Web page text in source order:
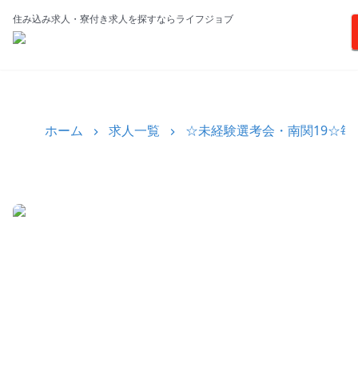
住み込み求人・寮付き求人を探すならライフジョブ
ホーム 求人一覧 ☆未経験選考会・南関19☆毎